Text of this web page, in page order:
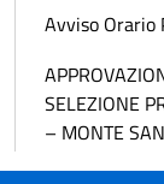
Avviso Orario
SELEZIONE
– MONTE